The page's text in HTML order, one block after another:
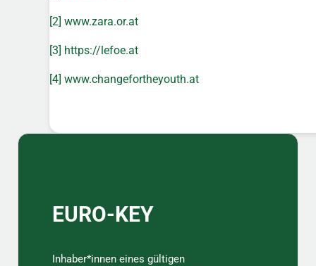
[2] www.zara.or.at
[3] https://lefoe.at
[4] www.changefortheyouth.at
Sidebar
EURO-KEY
Inhaber*innen eines gültigen